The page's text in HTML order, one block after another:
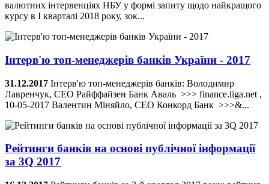
валютних інтервенціях НБУ у формі запиту щодо найкращого
курсу в І кварталі 2018 року, зок...
Інтерв'ю топ-менеджерів банків України - 2017
31.12.2017 Інтерв'ю топ-менеджерів банків: Володимир
Лавренчук, CEO Райффайзен Банк Аваль >>> finance.liga.net ,
10-05-2017 Валентин Міняйло, CEO Конкорд Банк >>>&...
Рейтинги банків на основі публічної інформації
за 3Q 2017